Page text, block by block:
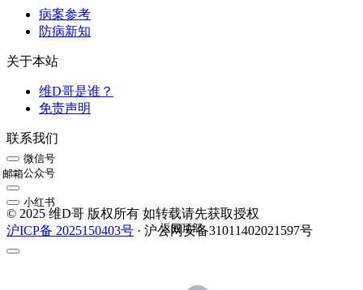
病案参考
防病新知
关于本站
维D哥是谁？
免责声明
联系我们
微信号
公众号
邮箱
小红书
© 2025 维D哥 版权所有 如转载请先获取授权
沪ICP备 2025150403号 · 沪公网安备31011402021597号
返回顶部